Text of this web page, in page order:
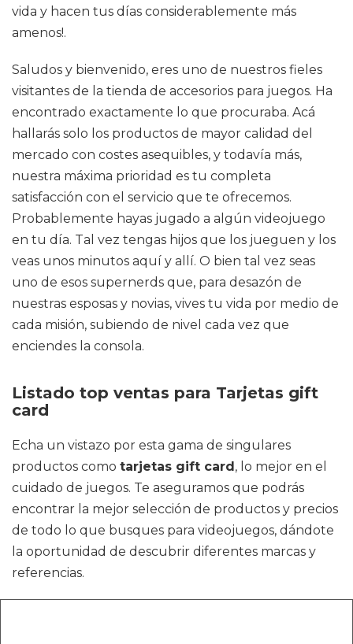
vida y hacen tus días considerablemente más
amenos!.
Saludos y bienvenido, eres uno de nuestros fieles
visitantes de la tienda de accesorios para juegos. Ha
encontrado exactamente lo que procuraba. Acá
hallarás solo los productos de mayor calidad del
mercado con costes asequibles, y todavía más,
nuestra máxima prioridad es tu completa
satisfacción con el servicio que te ofrecemos.
Probablemente hayas jugado a algún videojuego
en tu día. Tal vez tengas hijos que los jueguen y los
veas unos minutos aquí y allí. O bien tal vez seas
uno de esos supernerds que, para desazón de
nuestras esposas y novias, vives tu vida por medio de
cada misión, subiendo de nivel cada vez que
enciendes la consola.
Listado top ventas para Tarjetas gift
card
Echa un vistazo por esta gama de singulares
productos como tarjetas gift card, lo mejor en el
cuidado de juegos. Te aseguramos que podrás
encontrar la mejor selección de productos y precios
de todo lo que busques para videojuegos, dándote
la oportunidad de descubrir diferentes marcas y
referencias.